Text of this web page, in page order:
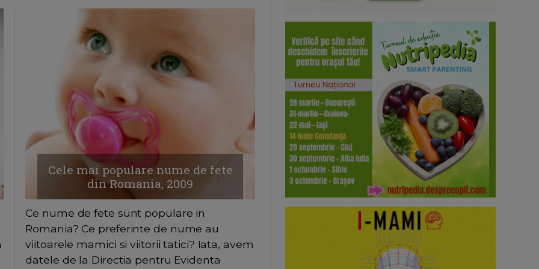
Cele mai populare nume de fete
din Romania, 2009
Ce nume de fete sunt populare in
Romania? Ce preferinte de nume au
viitoarele mamici si viitorii tatici? Iata, avem
datele de la Directia pentru Evidenta